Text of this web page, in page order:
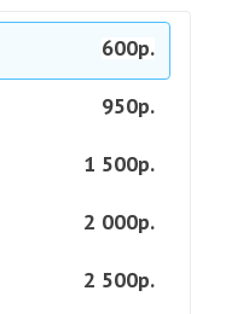
600р.
950р.
1 500р.
2 000р.
2 500р.